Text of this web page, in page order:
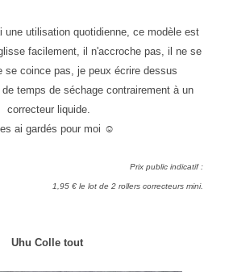
une utilisation quotidienne, ce modèle est
facilement, il n'accroche pas, il ne se
se coince pas, je peux écrire dessus
temps de séchage contrairement à un
correcteur liquide.
ai gardés pour moi ☺
Prix public indicatif :
1,95 € le lot de 2 rollers correcteurs mini.
Uhu Colle tout